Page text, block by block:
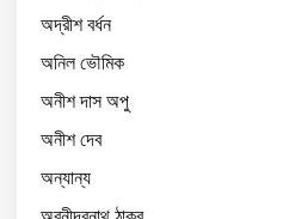
অদ্রীশ বর্ধন
অনিল ভৌমিক
অনীশ দাস অপু
অনীশ দেব
অন্যান্য